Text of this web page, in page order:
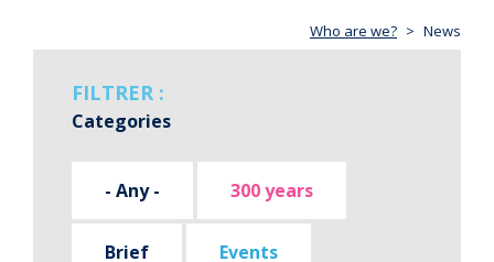
Who are we? News
FILTRER :
Categories
- Any - 300 years
Brief Events